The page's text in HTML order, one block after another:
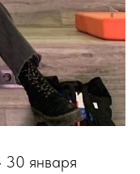
30 января